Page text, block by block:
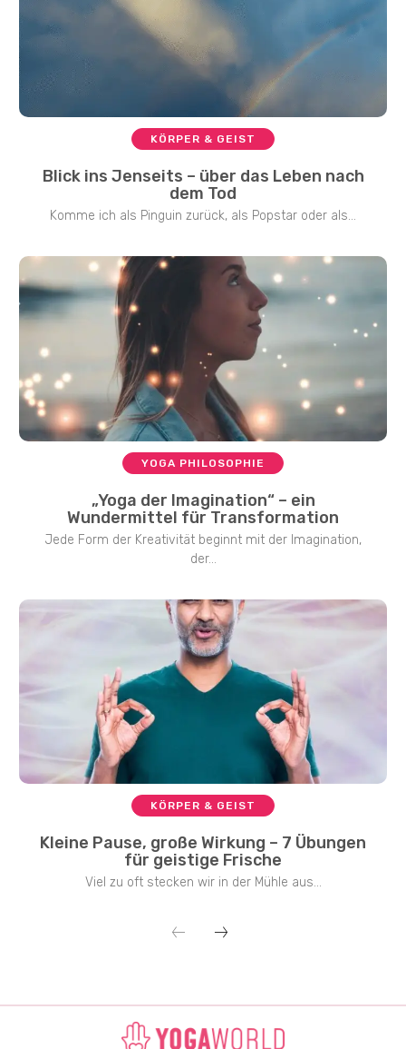
KÖRPER & GEIST
Blick ins Jenseits – über das Leben nach
dem Tod
Komme ich als Pinguin zurück, als Popstar oder als...
YOGA PHILOSOPHIE
„Yoga der Imagination“ – ein
Wundermittel für Transformation
Jede Form der Kreativität beginnt mit der Imagination,
der...
KÖRPER & GEIST
Kleine Pause, große Wirkung – 7 Übungen
für geistige Frische
Viel zu oft stecken wir in der Mühle aus...